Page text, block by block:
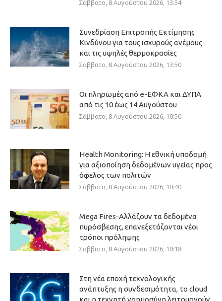
Σάββατο, 8 Αυγούστου 2026, 13:54
Συνεδρίαση Επιτροπής Εκτίμησης
Κινδύνου για τους ισχυρούς ανέμους
και τις υψηλές θερμοκρασίες
Σάββατο, 8 Αυγούστου 2026, 13:50
Οι πληρωμές από e-ΕΦΚΑ και ΔΥΠΑ
από τις 10 έως 14 Αυγούστου
Σάββατο, 8 Αυγούστου 2026, 10:50
Health Monitoring: Η εθνική υποδομή
για αξιοποίηση δεδομένων υγείας προς
όφελος των πολιτών
Σάββατο, 8 Αυγούστου 2026, 10:40
Mega Fires-Αλλάζουν τα δεδομένα
πυρόσβεσης, επανεξετάζονται νέοι
τρόποι πρόληψης
Σάββατο, 8 Αυγούστου 2026, 10:18
Στη νέα εποχή τεχνολογικής
ανάπτυξης η συνδεσιμότητα, το cloud